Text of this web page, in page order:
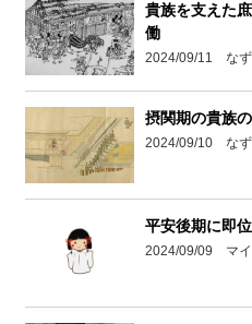
貴族を支えた
働
2024/09/11 なず
摂関期の貴族
2024/09/10 なず
平安後期に即
2024/09/09 マイ